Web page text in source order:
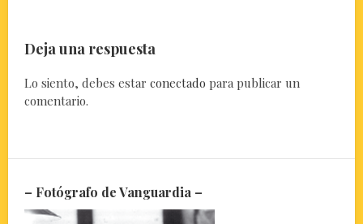
Deja una respuesta
Lo siento, debes estar conectado para publicar un
comentario.
– Fotógrafo de Vanguardia –